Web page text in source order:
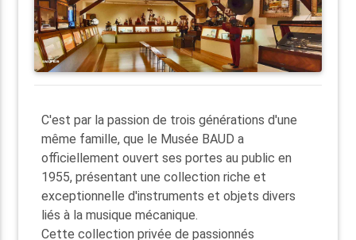
C'est par la passion de trois générations d'une
même famille, que le Musée BAUD a
officiellement ouvert ses portes au public en
1955, présentant une collection riche et
exceptionnelle d'instruments et objets divers
liés à la musique mécanique.
Cette collection privée de passionnés